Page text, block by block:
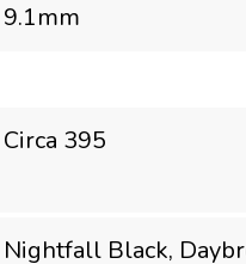
9.1mm
Circa 395
Nightfall Black,